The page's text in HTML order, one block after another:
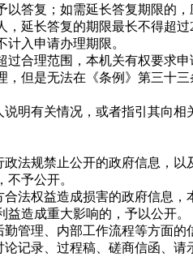
答复；如需延长答复期限的
延长答复的期限最长不得超过
入申请办理期限。
合理范围，本机关有权要求
但是无法在《条例》第三十
明有关情况，或者指引其向相
法规禁止公开的政府信息，以
予公开。
法权益造成损害的政府信息，
造成重大影响的，予以公开。
管理、内部工作流程等方面的
记录、过程稿、磋商信函、请